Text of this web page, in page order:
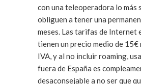
con una teleoperadora lo más
obliguen a tener una
meses. Las tarifas de Internet
tienen un precio medio de 15€
IVA, y al no incluir roaming,
fuera de España es
desaconsejable a no ser que